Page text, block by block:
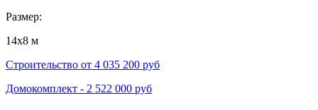
Размер:
14х8 м
Строительство от 4 035 200 руб
Домокомплект - 2 522 000 руб